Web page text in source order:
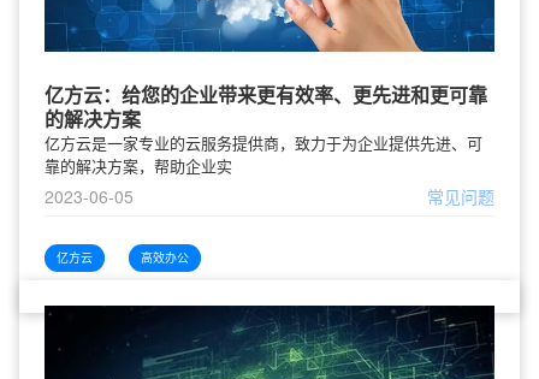
亿方云：给您的企业带来更有效率、更先进和更可靠
的解决方案
亿方云是一家专业的云服务提供商，致力于为企业提供先进、可
靠的解决方案，帮助企业实
2023-06-05 常见问题
亿方云 高效办公